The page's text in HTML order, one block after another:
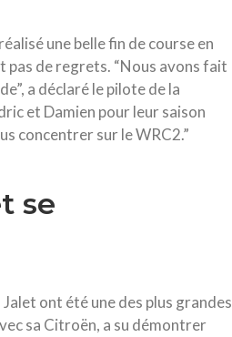
une belle fin de course en
pas de regrets. “Nous avons fait
a déclaré le pilote de la
et Damien pour leur saison
concentrer sur le WRC2.”
se
ont été une des plus grandes
sa Citroën, a su démontrer